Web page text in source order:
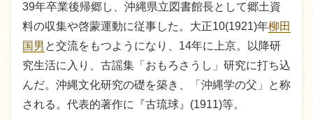
39年卒業後帰郷し、沖縄県立図書館長として郷土資
料の収集や啓蒙運動に従事した。大正10(1921)年柳田
国男 と交流をもつようになり、14年に上京。以降研
究生活に入り、古謡集「おもろさうし」研究に打ち込
んだ。沖縄文化研究の礎を築き、「沖縄学の父」と称
される。代表的著作に『古琉球』(1911)等。